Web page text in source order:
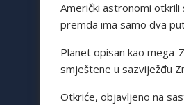
Američki astronomi otkrili
premda ima samo dva
Planet opisan kao
smještene u sazviježđu
Otkriće, objavljeno na